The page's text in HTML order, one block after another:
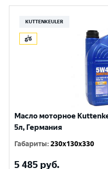
KUTTENKEULER
Масло моторное
5л, Германия
Габариты:230x130x330
5 485 руб.